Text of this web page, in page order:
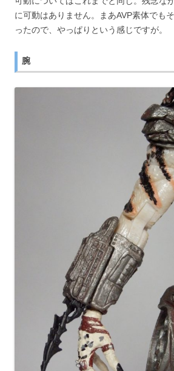
に可動はありません。まあAVP素体でも
ったので、やっぱりという感じですが。
腕